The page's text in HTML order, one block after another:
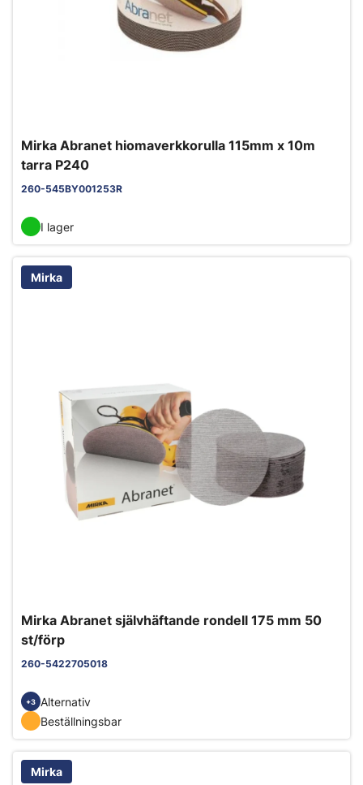
Mirka Abranet hiomaverkkorulla 115mm x 10m
tarra P240
260-545BY001253R
I lager
Mirka
Mirka Abranet självhäftande rondell 175 mm 50
st/förp
260-5422705018
+3
Alternativ
Beställningsbar
Mirka